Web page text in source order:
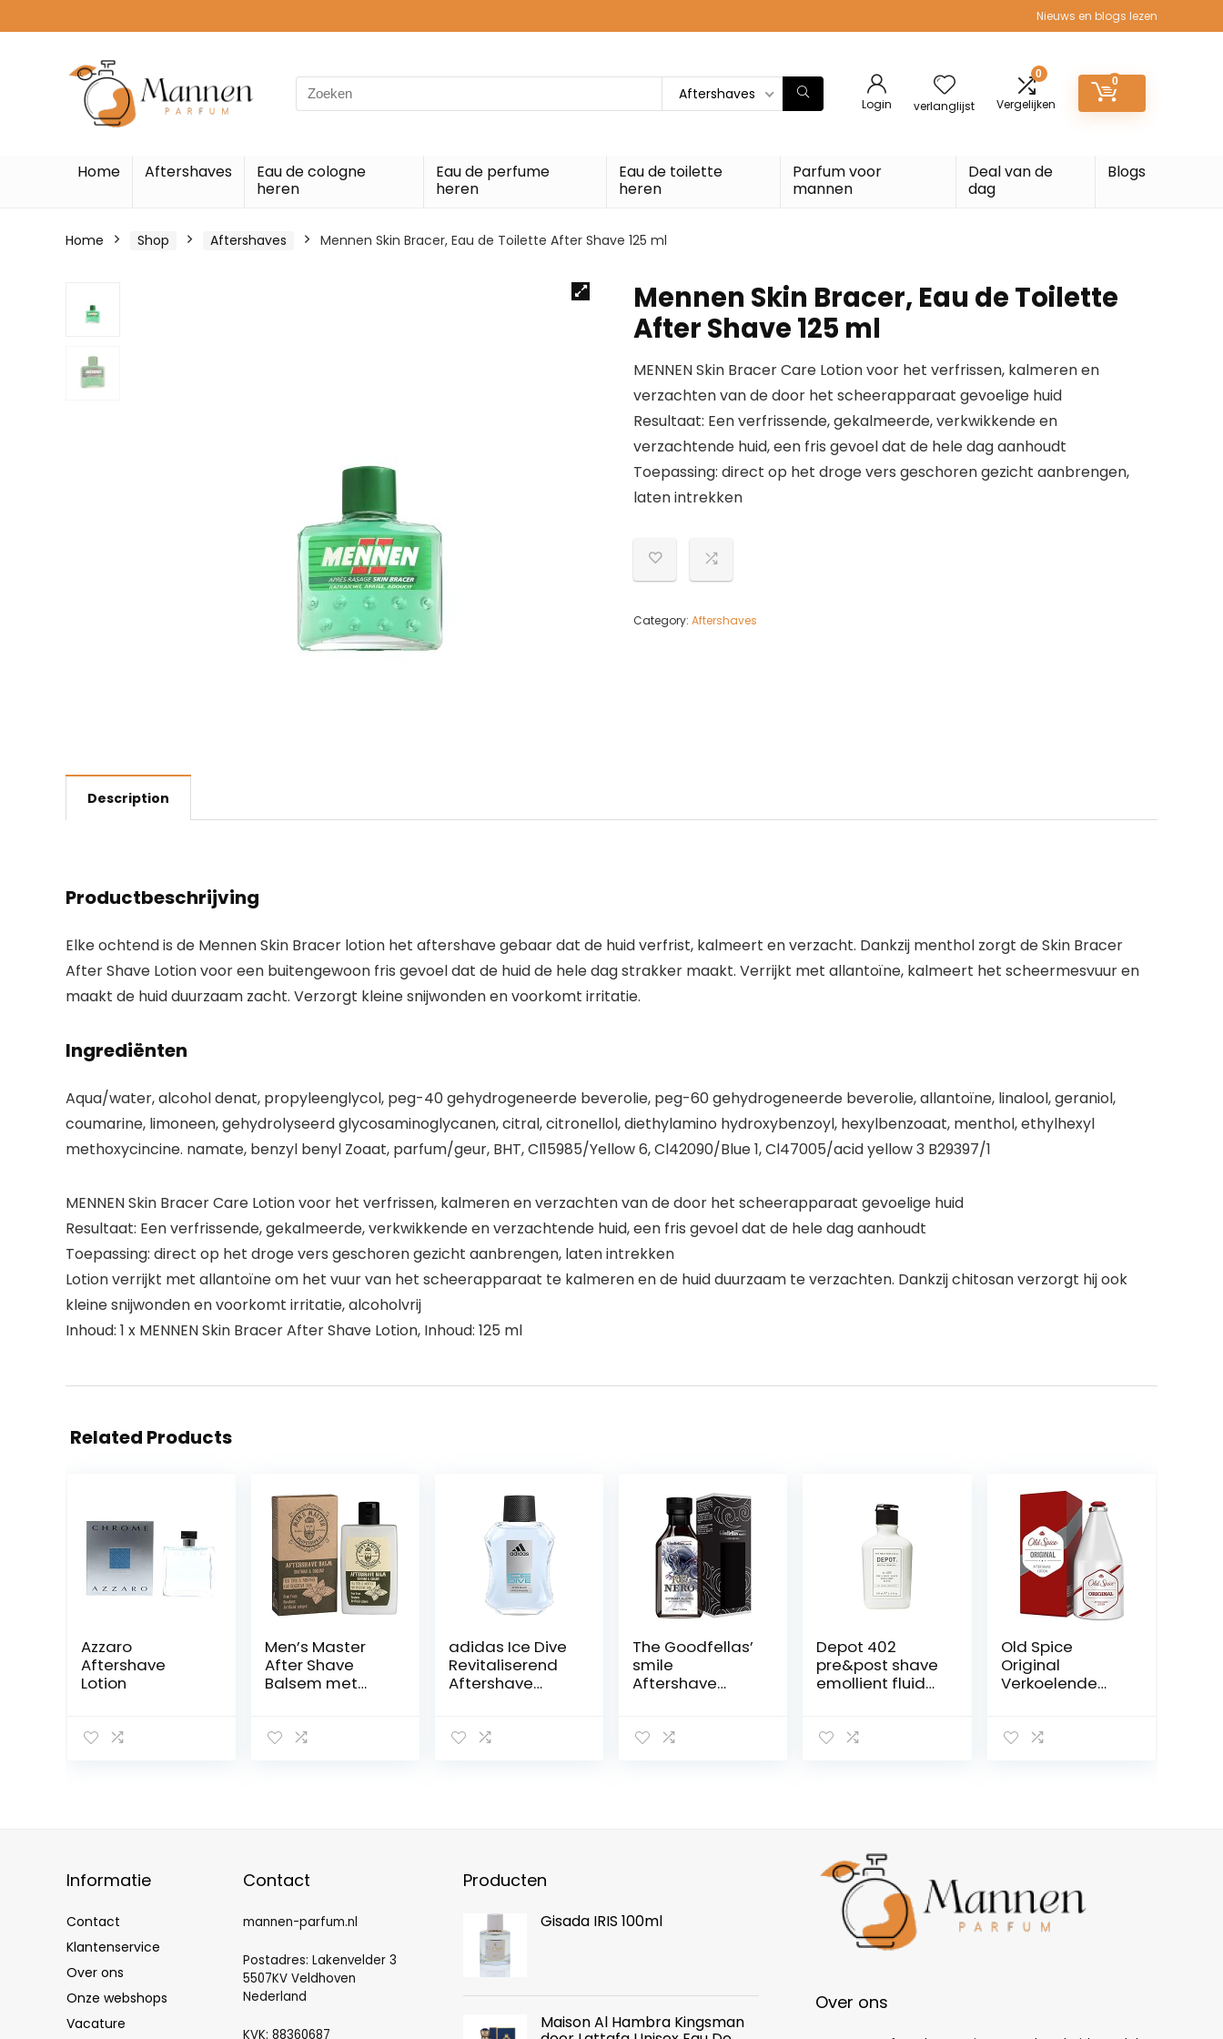
Nieuws en blogs lezen
Search
for:
Aftershaves
Login verlanglijst
0
Vergelijken
0
Home Aftershaves
Eau de cologne
heren
Eau de perfume
heren
Eau de toilette
heren
Parfum voor
mannen
Deal van de
dag
Blogs
Home Shop Aftershaves Mennen Skin Bracer, Eau de Toilette After Shave 125 ml
Mennen Skin Bracer, Eau de Toilette
After Shave 125 ml
MENNEN Skin Bracer Care Lotion voor het verfrissen, kalmeren en
verzachten van de door het scheerapparaat gevoelige huid
Resultaat: Een verfrissende, gekalmeerde, verkwikkende en
verzachtende huid, een fris gevoel dat de hele dag aanhoudt
Toepassing: direct op het droge vers geschoren gezicht aanbrengen,
laten intrekken
Category: Aftershaves
Description
Productbeschrijving
Elke ochtend is de Mennen Skin Bracer lotion het aftershave gebaar dat de huid verfrist, kalmeert en verzacht. Dankzij menthol zorgt de Skin Bracer
After Shave Lotion voor een buitengewoon fris gevoel dat de huid de hele dag strakker maakt. Verrijkt met allantoïne, kalmeert het scheermesvuur en
maakt de huid duurzaam zacht. Verzorgt kleine snijwonden en voorkomt irritatie.
Ingrediënten
Aqua/water, alcohol denat, propyleenglycol, peg-40 gehydrogeneerde beverolie, peg-60 gehydrogeneerde beverolie, allantoïne, linalool, geraniol,
coumarine, limoneen, gehydrolyseerd glycosaminoglycanen, citral, citronellol, diethylamino hydroxybenzoyl, hexylbenzoaat, menthol, ethylhexyl
methoxycincine. namate, benzyl benyl Zoaat, parfum/geur, BHT, Cl15985/Yellow 6, Cl42090/Blue 1, Cl47005/acid yellow 3 B29397/1
MENNEN Skin Bracer Care Lotion voor het verfrissen, kalmeren en verzachten van de door het scheerapparaat gevoelige huid
Resultaat: Een verfrissende, gekalmeerde, verkwikkende en verzachtende huid, een fris gevoel dat de hele dag aanhoudt
Toepassing: direct op het droge vers geschoren gezicht aanbrengen, laten intrekken
Lotion verrijkt met allantoïne om het vuur van het scheerapparaat te kalmeren en de huid duurzaam te verzachten. Dankzij chitosan verzorgt hij ook
kleine snijwonden en voorkomt irritatie, alcoholvrij
Inhoud: 1 x MENNEN Skin Bracer After Shave Lotion, Inhoud: 125 ml
Related Products
Azzaro
Aftershave
Lotion
Men’s Master
After Shave
Balsem met
Shave for Men |
adidas Ice Dive
Revitaliserend
Aftershave
The Goodfellas’
smile
Aftershave
alcohol 100ml
Depot 402
pre&post shave
emollient fluid
Old Spice
Original
Verkoelende
scheerwater
Informatie
Contact
Klantenservice
Over ons
Onze webshops
Vacature
Contact
mannen-parfum.nl
Postadres: Lakenvelder 3
5507KV Veldhoven
Nederland
KVK: 88360687
Producten
Gisada IRIS 100ml
Maison Al Hambra Kingsman
Over ons